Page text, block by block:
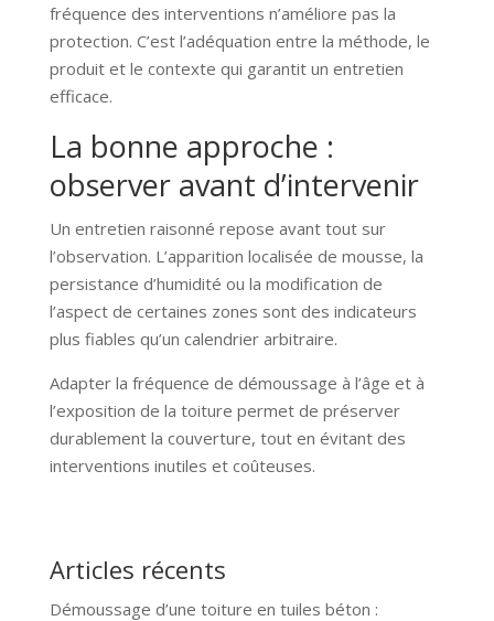
fréquence des interventions n’améliore pas la
protection. C’est l’adéquation entre la méthode, le
produit et le contexte qui garantit un entretien
efficace.
La bonne approche :
observer avant d’intervenir
Un entretien raisonné repose avant tout sur
l’observation. L’apparition localisée de mousse, la
persistance d’humidité ou la modification de
l’aspect de certaines zones sont des indicateurs
plus fiables qu’un calendrier arbitraire.
Adapter la fréquence de démoussage à l’âge et à
l’exposition de la toiture permet de préserver
durablement la couverture, tout en évitant des
interventions inutiles et coûteuses.
Articles récents
Démoussage d’une toiture en tuiles béton :